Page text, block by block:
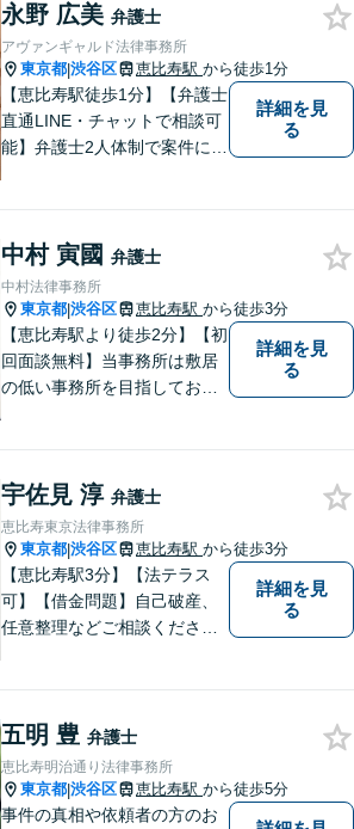
事件・労働トラブル・離婚問
題などお悩みのことはぜひご
相談ください。
永野 広美 弁護士
アヴァンギャルド法律事務所
東京都|渋谷区 恵比寿駅 から徒歩1分
【恵比寿駅徒歩1分】【弁護士
直通LINE・チャットで相談可
能】弁護士2人体制で案件に取
最適な解決策を提案【年中無
休・早朝夜間対応可能（要予
約）】
詳細を見
る
中村 寅國 弁護士
中村法律事務所
東京都|渋谷区 恵比寿駅 から徒歩3分
【恵比寿駅より徒歩2分】【初
回面談無料】当事務所は敷居
の低い事務所を目指しており
【当日／夜間／休日対応可
能】一人で悩まず一緒に問題
を解決しましょう。お気軽に
ご相談下さい。
詳細を見
る
宇佐見 淳 弁護士
恵比寿東京法律事務所
東京都|渋谷区 恵比寿駅 から徒歩3分
【恵比寿駅3分】【法テラス
可】【借金問題】自己破産、
任意整理などご相談ください
料】ご相談者さまに寄り添っ
た解決方法をご提案します！
詳細を見
る
五明 豊 弁護士
恵比寿明治通り法律事務所
東京都|渋谷区 恵比寿駅 から徒歩5分
事件の真相や依頼者の方のお